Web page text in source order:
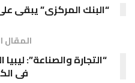
“البنك المركزى” يبقى
المقال
“التجارة والصناعة”:
فى